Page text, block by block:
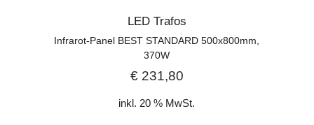
LED Trafos
Infrarot-Panel BEST STANDARD 500x800mm,
370W
€231,80
inkl. 20 % MwSt.